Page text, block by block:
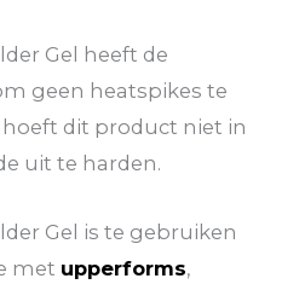
Gel heeft de
geen heatspikes te
hoeft dit product niet in
uit te harden.
Gel is te gebruiken
met upperforms,